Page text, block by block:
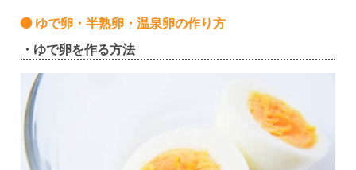
ゆで卵・半熟卵・温泉卵の作り方
・ゆで卵を作る方法